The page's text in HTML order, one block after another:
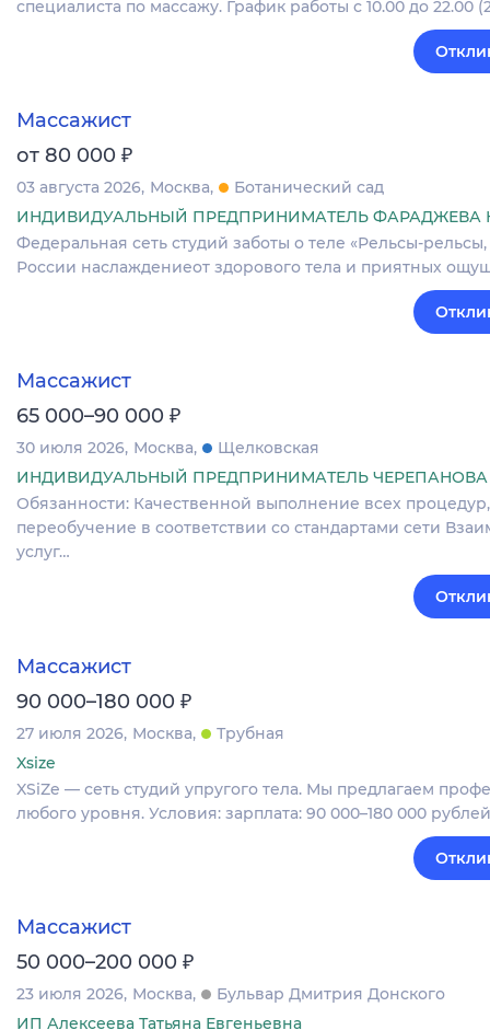
специалиста по массажу. График работы с 10.00 до 22.00
Массажист
от 80 000 ₽
03 августа 2026 Москва
Ботанический сад
ИНДИВИДУАЛЬНЫЙ ПРЕДПРИНИМАТЕЛЬ ФАРАДЖЕВА
Федеральная сеть студий заботы о теле «Рельсы-
России наслаждениеот здорового тела и приятных
Массажист
65 000–90 000 ₽
30 июля 2026 Москва
Щелковская
ИНДИВИДУАЛЬНЫЙ ПРЕДПРИНИМАТЕЛЬ ЧЕРЕПАНОВА
Обязанности: Качественной выполнение всех
переобучение в соответствии со стандартами сети
услуг…
Массажист
90 000–180 000 ₽
27 июля 2026 Москва
Трубная
Xsize
XSiZe — сеть студий упругого тела. Мы предлагаем
любого уровня. Условия: зарплата: 90 000–180 000
Массажист
50 000–200 000 ₽
23 июля 2026 Москва
Бульвар Дмитрия Донского
ИП Алексеева Татьяна Евгеньевна